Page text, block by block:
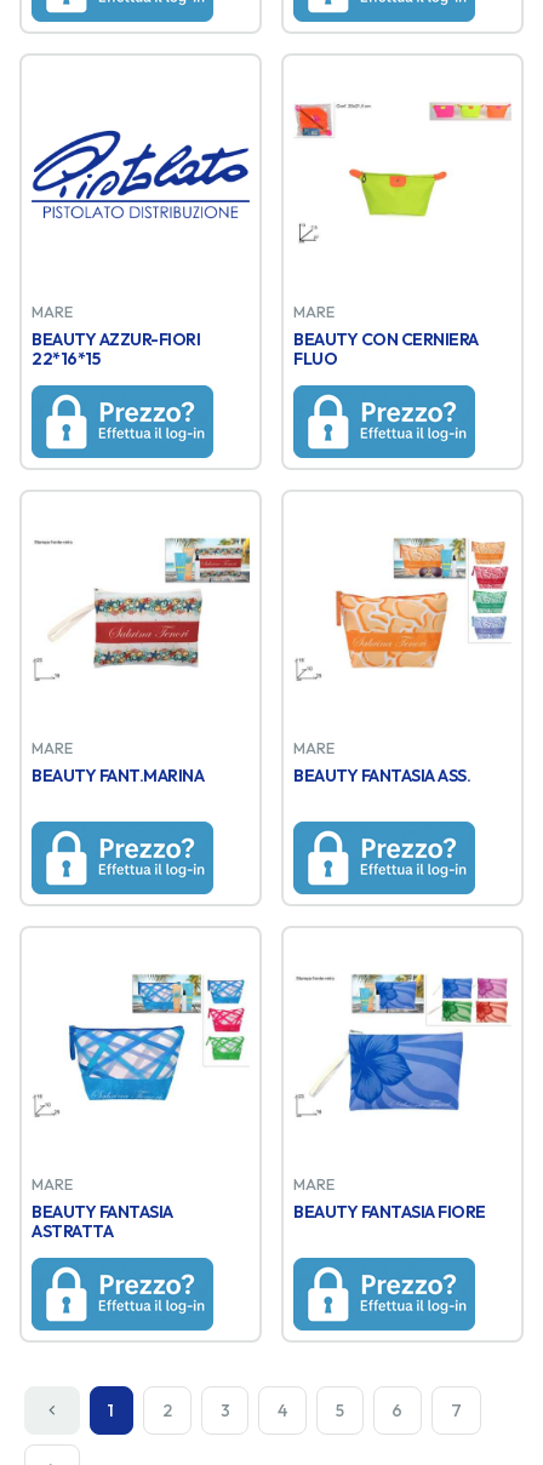
MARE
BEAUTY AZZUR-FIORI
22*16*15
MARE
BEAUTY CON CERNIERA
FLUO
MARE
BEAUTY FANT.MARINA
MARE
BEAUTY FANTASIA ASS.
MARE
BEAUTY FANTASIA
ASTRATTA
MARE
BEAUTY FANTASIA FIORE
1 2 3 4 5 6 7